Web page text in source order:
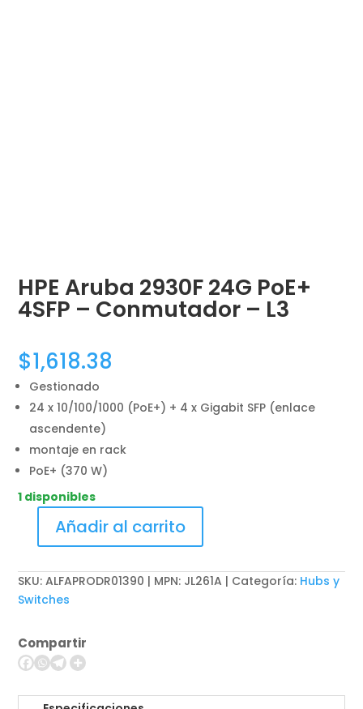
HPE Aruba 2930F 24G PoE+
4SFP – Conmutador – L3
$1,618.38
Gestionado
24 x 10/100/1000 (PoE+) + 4 x Gigabit SFP (enlace
ascendente)
montaje en rack
PoE+ (370 W)
1 disponibles
2930F
24G
PoE+
-
Conmutador
Añadir al carrito
SKU:ALFAPRODR01390 | MPN: JL261A Categoría: Hubs y
Switches
Compartir